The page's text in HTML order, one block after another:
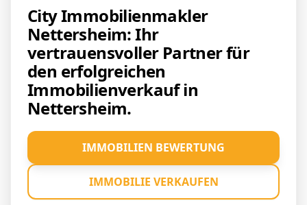
City Immobilienmakler
Nettersheim: Ihr
vertrauensvoller Partner für
den erfolgreichen
Immobilienverkauf in
Nettersheim.
IMMOBILIEN BEWERTUNG
IMMOBILIE VERKAUFEN